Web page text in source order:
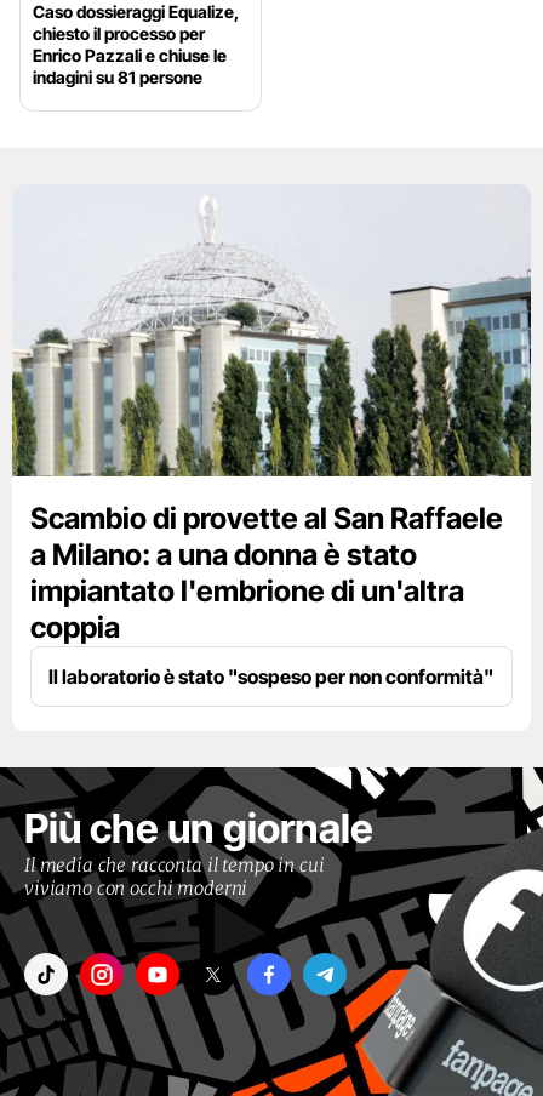
Caso dossieraggi Equalize,
chiesto il processo per
Enrico Pazzali e chiuse le
indagini su 81 persone
Scambio di provette al San Raffaele
a Milano: a una donna è stato
impiantato l'embrione di un'altra
coppia
Il laboratorio è stato "sospeso per non conformità"
Più che un giornale
Il media che racconta il tempo in cui
viviamo con occhi moderni